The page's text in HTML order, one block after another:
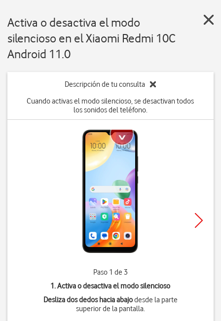
Activa o desactiva el modo
silencioso en el Xiaomi Redmi 10C
Android 11.0
Descripción de tu consulta
Cuando activas el modo silencioso, se desactivan todos
los sonidos del teléfono.
Paso 1 de 3
1. Activa o desactiva el modo silencioso
Desliza dos dedos hacia abajodesde la parte
superior de la pantalla.